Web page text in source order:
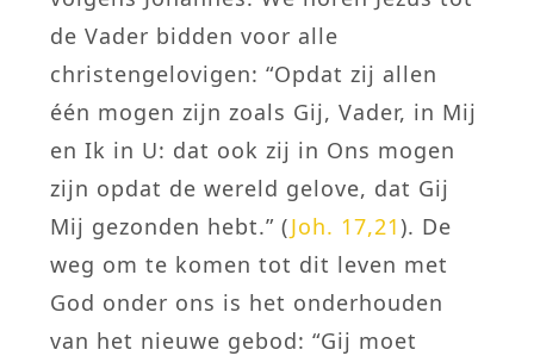
de Vader bidden voor alle
christengelovigen: “Opdat zij allen
één mogen zijn zoals Gij, Vader, in Mij
en Ik in U: dat ook zij in Ons mogen
zijn opdat de wereld gelove, dat Gij
Mij gezonden hebt.” (Joh. 17,21). De
weg om te komen tot dit leven met
God onder ons is het onderhouden
van het nieuwe gebod: “Gij moet